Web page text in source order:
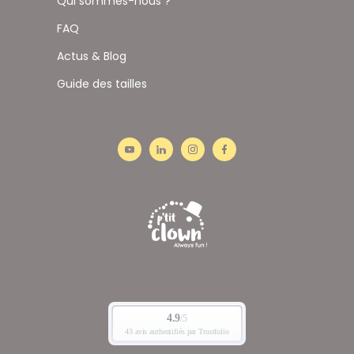
FAQ
Actus & Blog
Guide des tailles